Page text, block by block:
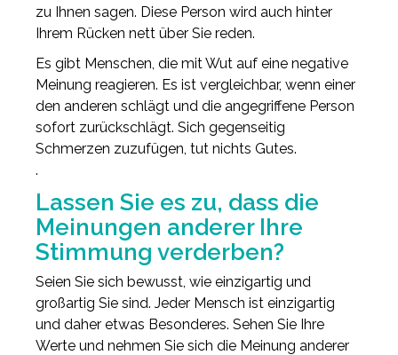
zu Ihnen sagen. Diese Person wird auch hinter
Ihrem Rücken nett über Sie reden.
Es gibt Menschen, die mit Wut auf eine negative
Meinung reagieren. Es ist vergleichbar, wenn einer
den anderen schlägt und die angegriffene Person
sofort zurückschlägt. Sich gegenseitig
Schmerzen zuzufügen, tut nichts Gutes.
.
Lassen Sie es zu, dass die
Meinungen anderer Ihre
Stimmung verderben?
Seien Sie sich bewusst, wie einzigartig und
großartig Sie sind. Jeder Mensch ist einzigartig
und daher etwas Besonderes. Sehen Sie Ihre
Werte und nehmen Sie sich die Meinung anderer